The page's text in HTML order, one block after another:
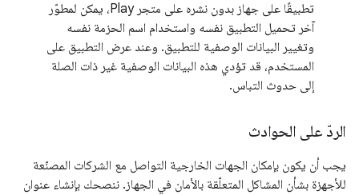
تطبيقًا على جهاز بدون نشره على متجر Play، يمكن لمطوّر
آخر تحميل التطبيق نفسه واستخدام اسم الحزمة نفسه
وتغيير البيانات الوصفية للتطبيق. وعند عرض التطبيق على
المستخدم، قد تؤدي هذه البيانات الوصفية غير ذات الصلة
إلى حدوث التباس.
الردّ على الحوادث
يجب أن يكون بإمكان الجهات الخارجية التواصل مع الشركات المصنّعة
للأجهزة بشأن المشاكل المتعلّقة بالأمان في الجهاز. ننصحك بإنشاء عنوان